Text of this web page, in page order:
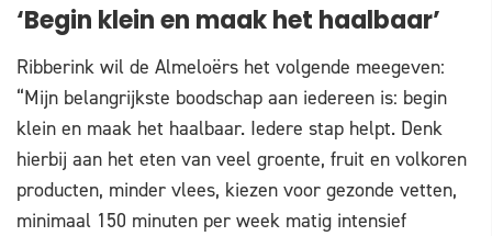
‘Begin klein en maak het haalbaar’
Ribberink wil de Almeloërs het volgende meegeven:
“Mijn belangrijkste boodschap aan iedereen is: begin
klein en maak het haalbaar. Iedere stap helpt. Denk
hierbij aan het eten van veel groente, fruit en volkoren
producten, minder vlees, kiezen voor gezonde vetten,
minimaal 150 minuten per week matig intensief